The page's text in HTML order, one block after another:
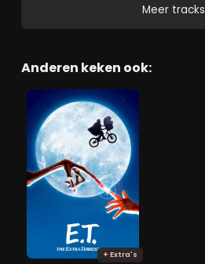
Meer tracks
Anderen keken ook:
+ Extra's